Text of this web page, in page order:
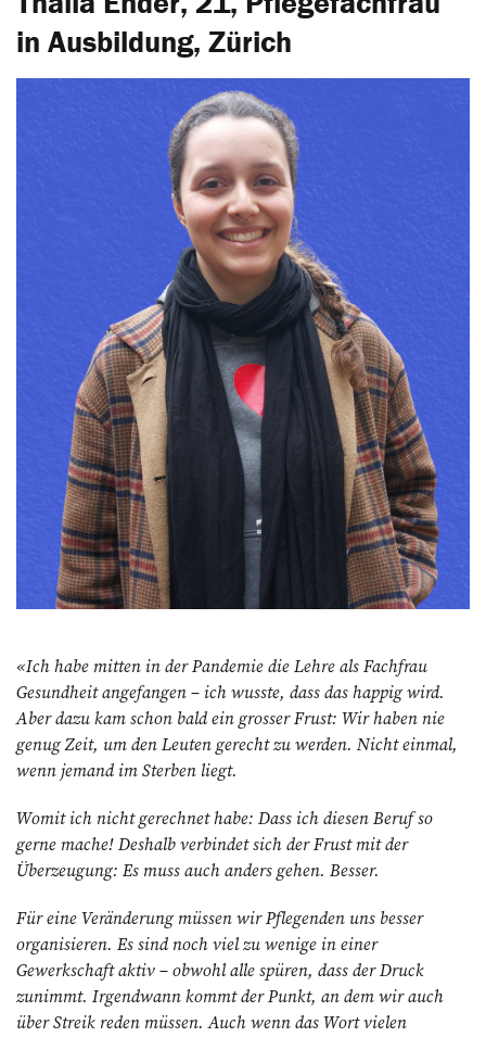
in Ausbildung, Zürich
«Ich habe mitten in der Pandemie die Lehre als Fachfrau
Gesundheit angefangen – ich wusste, dass das happig wird.
Aber dazu kam schon bald ein grosser Frust: Wir haben nie
genug Zeit, um den Leuten gerecht zu werden. Nicht einmal,
wenn jemand im Sterben liegt.
Womit ich nicht gerechnet habe: Dass ich diesen Beruf so
gerne mache! Deshalb verbindet sich der Frust mit der
Überzeugung: Es muss auch anders gehen. Besser.
Für eine Veränderung müssen wir Pflegenden uns besser
organisieren. Es sind noch viel zu wenige in einer
Gewerkschaft aktiv – obwohl alle spüren, dass der Druck
zunimmt. Irgendwann kommt der Punkt, an dem wir auch
über Streik reden müssen. Auch wenn das Wort vielen